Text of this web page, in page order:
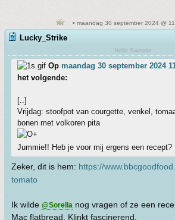
• maandag 30 september 2024 @
Lucky_Strike
Hello Sweetie
Op maandag 30 september 2024
het volgende:
[..]
Vrijdag: stoofpot van courgette, venkel,
bonen met volkoren pita
Jummie!! Heb je voor mij ergens een recept?
Zeker, dit is hem: https://
tomato
Ik wilde @Sorella nog vragen of ze een
Mac flatbread. Klinkt fascinerend.